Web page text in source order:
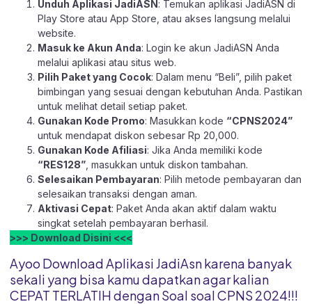
Unduh Aplikasi JadiASN : Temukan aplikasi JadiASN di
Play Store atau App Store , atau akses langsung melalui
website.
Masuk ke Akun Anda: Login ke akun JadiASN Anda
melalui aplikasi atau situs web.
Pilih Paket yang Cocok: Dalam menu “Beli”, pilih paket
bimbingan yang sesuai dengan kebutuhan Anda. Pastikan
untuk melihat detail setiap paket.
Gunakan Kode Promo: Masukkan kode “CPNS2024”
untuk mendapat diskon sebesar Rp 20,000.
Gunakan Kode Afiliasi: Jika Anda memiliki kode
“RES128” , masukkan untuk diskon tambahan.
Selesaikan Pembayaran: Pilih metode pembayaran dan
selesaikan transaksi dengan aman.
Aktivasi Cepat: Paket Anda akan aktif dalam waktu
singkat setelah pembayaran berhasil.
>>> Download Disini <<<
Ayoo Download Aplikasi JadiAsn karena banyak
sekali yang bisa kamu dapatkan agar kalian
CEPAT TERLATIH dengan Soal soal CPNS 2024!!!